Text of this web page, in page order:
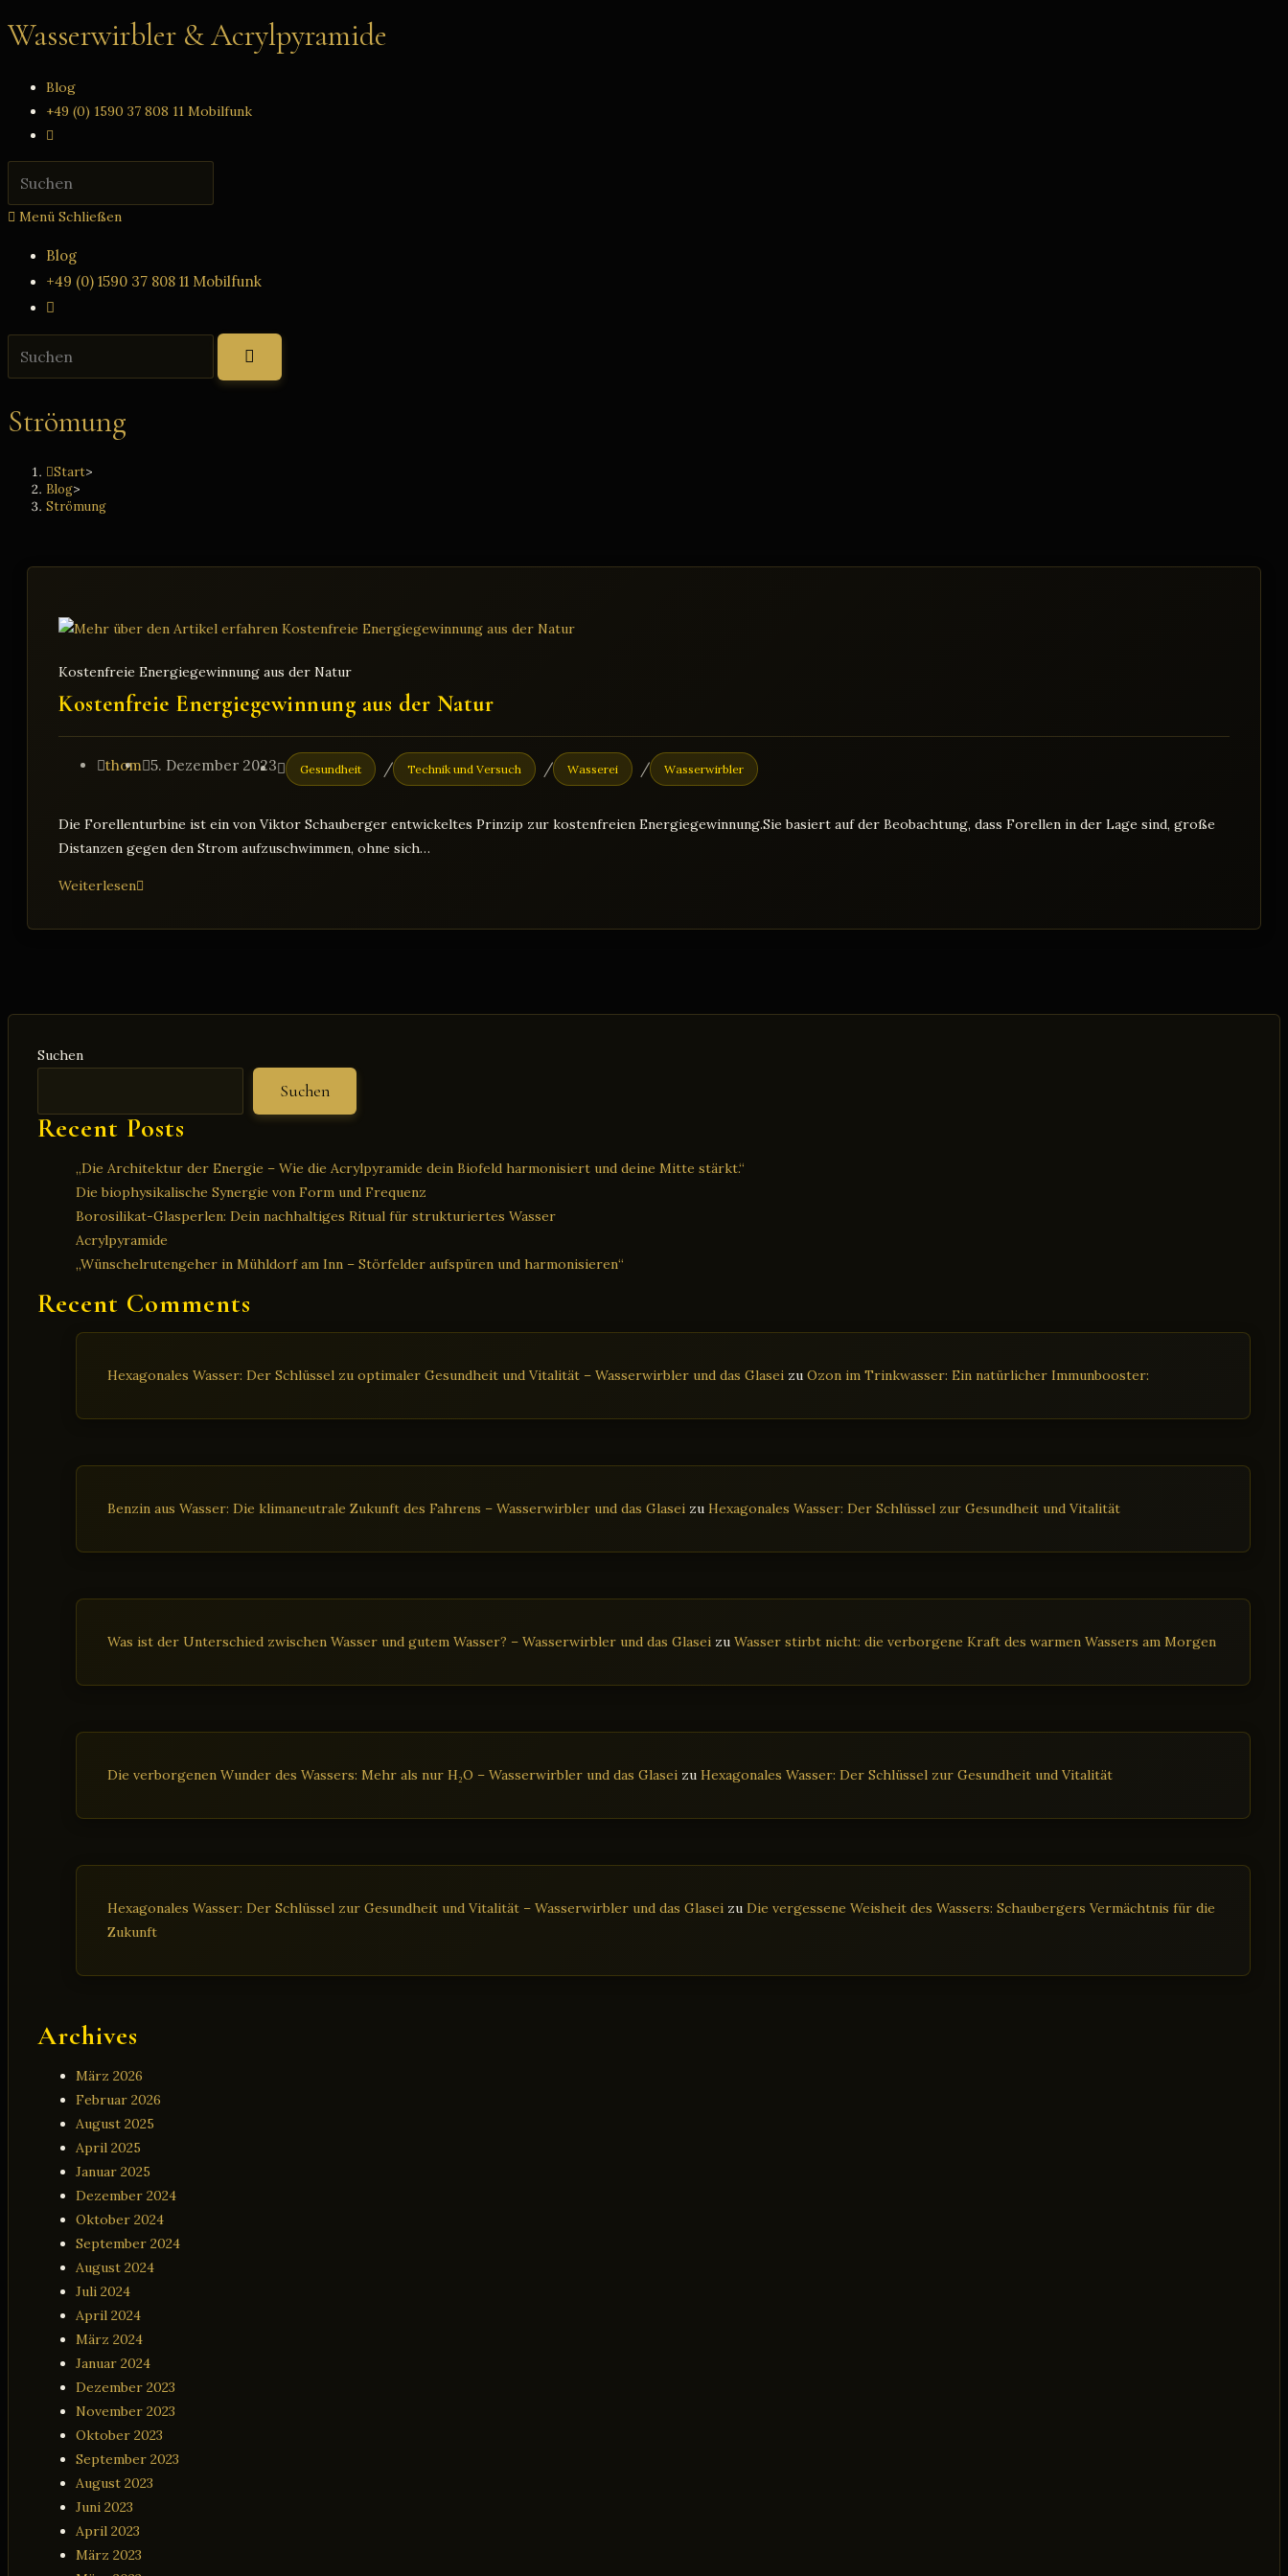
Inhalt
Wasserwirbler & Acrylpyramide
Blog
+49 (0) 1590 37 808 11 Mobilfunk
Website-
Suche
umschalten
search
Menü Schließen
Blog
+49 (0) 1590 37 808 11 Mobilfunk
Website-
Suche
umschalten
Website
Strömung
Start>
Blog>
Strömung
Kostenfreie Energiegewinnung aus der Natur
Kostenfreie Energiegewinnung aus der Natur
Beitrags-
thomBeitrag
5. Dezember 2023Beitrags-
Kategorie:
Gesundheit / Technik und Versuch / Wasserei / Wasserwirbler
Die Forellenturbine ist ein von Viktor Schauberger entwickeltes Prinzip zur kostenfreien Energiegewinnung.Sie basiert auf der Beobachtung, dass Forellen in der Lage sind, große
Distanzen gegen den Strom aufzuschwimmen, ohne sich…
WeiterlesenKostenfreie
aus
Suchen
Suchen
Recent Posts
„Die Architektur der Energie – Wie die Acrylpyramide dein Biofeld harmonisiert und deine Mitte stärkt.“
Die biophysikalische Synergie von Form und Frequenz
Borosilikat-Glasperlen: Dein nachhaltiges Ritual für strukturiertes Wasser
Acrylpyramide
„Wünschelrutengeher in Mühldorf am Inn – Störfelder aufspüren und harmonisieren“
Recent Comments
Hexagonales Wasser: Der Schlüssel zu optimaler Gesundheit und Vitalität – Wasserwirbler und das Glasei zu Ozon im Trinkwasser: Ein natürlicher Immunbooster:
Benzin aus Wasser: Die klimaneutrale Zukunft des Fahrens – Wasserwirbler und das Glasei zu Hexagonales Wasser: Der Schlüssel zur Gesundheit und Vitalität
Was ist der Unterschied zwischen Wasser und gutem Wasser? – Wasserwirbler und das Glasei zu Wasser stirbt nicht: die verborgene Kraft des warmen Wassers am Morgen
Die verborgenen Wunder des Wassers: Mehr als nur H₂O – Wasserwirbler und das Glasei zu Hexagonales Wasser: Der Schlüssel zur Gesundheit und Vitalität
Hexagonales Wasser: Der Schlüssel zur Gesundheit und Vitalität – Wasserwirbler und das Glasei zu Die vergessene Weisheit des Wassers: Schaubergers Vermächtnis für die
Zukunft
Archives
März 2026
Februar 2026
August 2025
April 2025
Januar 2025
Dezember 2024
Oktober 2024
September 2024
August 2024
Juli 2024
April 2024
März 2024
Januar 2024
Dezember 2023
November 2023
Oktober 2023
September 2023
August 2023
Juni 2023
April 2023
März 2023